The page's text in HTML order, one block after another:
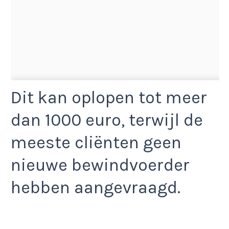
Dit kan oplopen tot meer
dan 1000 euro, terwijl de
meeste cliënten geen
nieuwe bewindvoerder
hebben aangevraagd.